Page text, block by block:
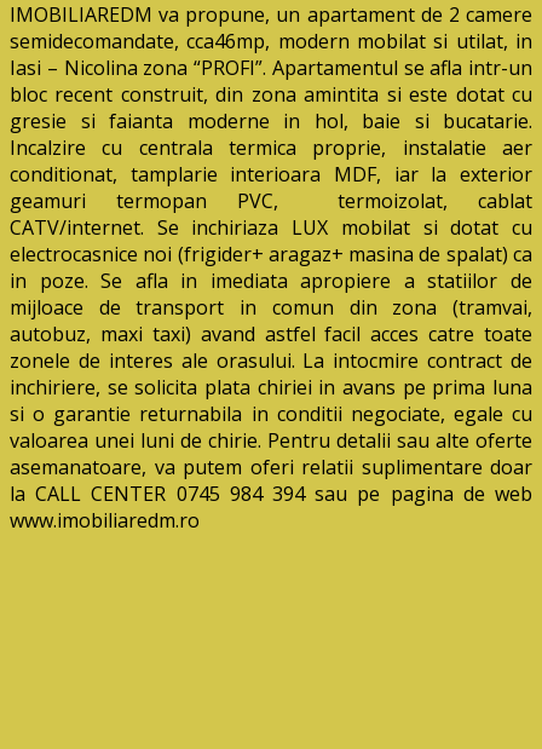
IMOBILIAREDM va propune, un apartament de 2 camere
semidecomandate, cca46mp, modern mobilat si utilat, in
Iasi – Nicolina zona “PROFI”. Apartamentul se afla intr-un
bloc recent construit, din zona amintita si este dotat cu
gresie si faianta moderne in hol, baie si bucatarie.
Incalzire cu centrala termica proprie, instalatie aer
conditionat, tamplarie interioara MDF, iar la exterior
geamuri termopan PVC, termoizolat, cablat
CATV/internet. Se inchiriaza LUX mobilat si dotat cu
electrocasnice noi (frigider+ aragaz+ masina de spalat) ca
in poze. Se afla in imediata apropiere a statiilor de
mijloace de transport in comun din zona (tramvai,
autobuz, maxi taxi) avand astfel facil acces catre toate
zonele de interes ale orasului. La intocmire contract de
inchiriere, se solicita plata chiriei in avans pe prima luna
si o garantie returnabila in conditii negociate, egale cu
valoarea unei luni de chirie. Pentru detalii sau alte oferte
asemanatoare, va putem oferi relatii suplimentare doar
la CALL CENTER 0745 984 394 sau pe pagina de web
www.imobiliaredm.ro